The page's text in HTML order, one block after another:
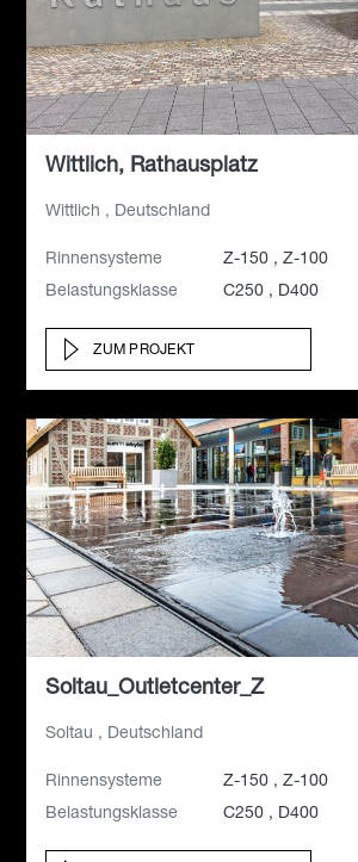
Wittlich, Rathausplatz
Wittlich , Deutschland
Rinnensysteme
Z-150 , Z-100
Belastungsklasse
C250 , D400
ZUM PROJEKT
Soltau_Outletcenter_Z
Soltau , Deutschland
Rinnensysteme
Z-150 , Z-100
Belastungsklasse
C250 , D400